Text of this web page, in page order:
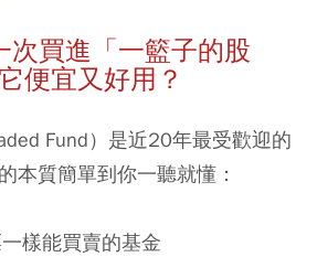
次買進「一籃子的股
便宜又好用？
Fund）是近20年最受歡迎的
本質簡單到你一聽就懂：
樣能買賣的基金